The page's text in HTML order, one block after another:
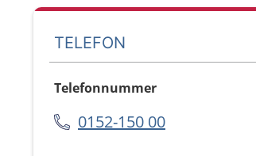
TELEFON
Telefonnummer
0152-150 00